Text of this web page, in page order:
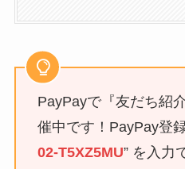
PayPayで『友だち紹
催中です！PayPay登
02-T5XZ5MU” を入力